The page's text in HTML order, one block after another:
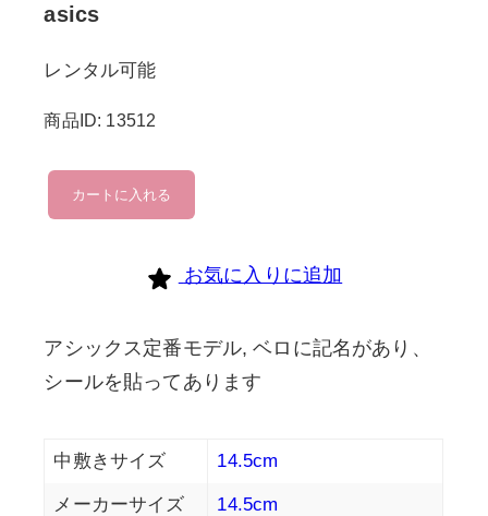
asics
レンタル可能
商品ID: 13512
asics
個
カートに入れる
お気に入りに追加
アシックス定番モデル, ベロに記名があり、
シールを貼ってあります
中敷きサイズ 14.5cm
メーカーサイズ 14.5cm